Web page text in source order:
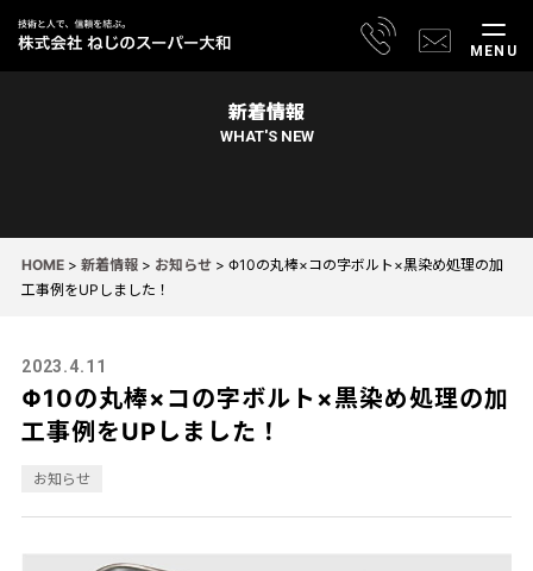
MENU
新着情報
WHAT'S NEW
HOME> 新着情報> お知らせ> Φ10の丸棒×コの字ボルト×黒染め処理の加
工事例をUPしました！
2023.4.11
Φ10の丸棒×コの字ボルト×黒染め処理の加
工事例をUPしました！
お知らせ